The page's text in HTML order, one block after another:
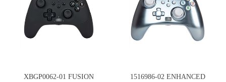
XBGP0062-01 FUSION
1516986-02 ENHANCED